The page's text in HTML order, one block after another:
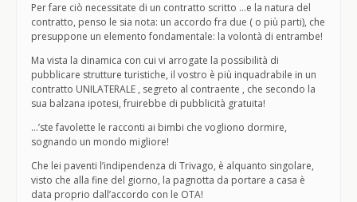
Per fare ciò necessitate di un contratto scritto …e la natura del
contratto, penso le sia nota: un accordo fra due ( o più parti), che
presuppone un elemento fondamentale: la volontà di entrambe!
Ma vista la dinamica con cui vi arrogate la possibilità di
pubblicare strutture turistiche, il vostro è più inquadrabile in un
contratto UNILATERALE , segreto al contraente , che secondo la
sua balzana ipotesi, fruirebbe di pubblicità gratuita!
…’ste favolette le racconti ai bimbi che vogliono dormire,
sognando un mondo migliore!
Che lei paventi l’indipendenza di Trivago, è alquanto singolare,
visto che alla fine del giorno, la pagnotta da portare a casa è
data proprio dall’accordo con le OTA!